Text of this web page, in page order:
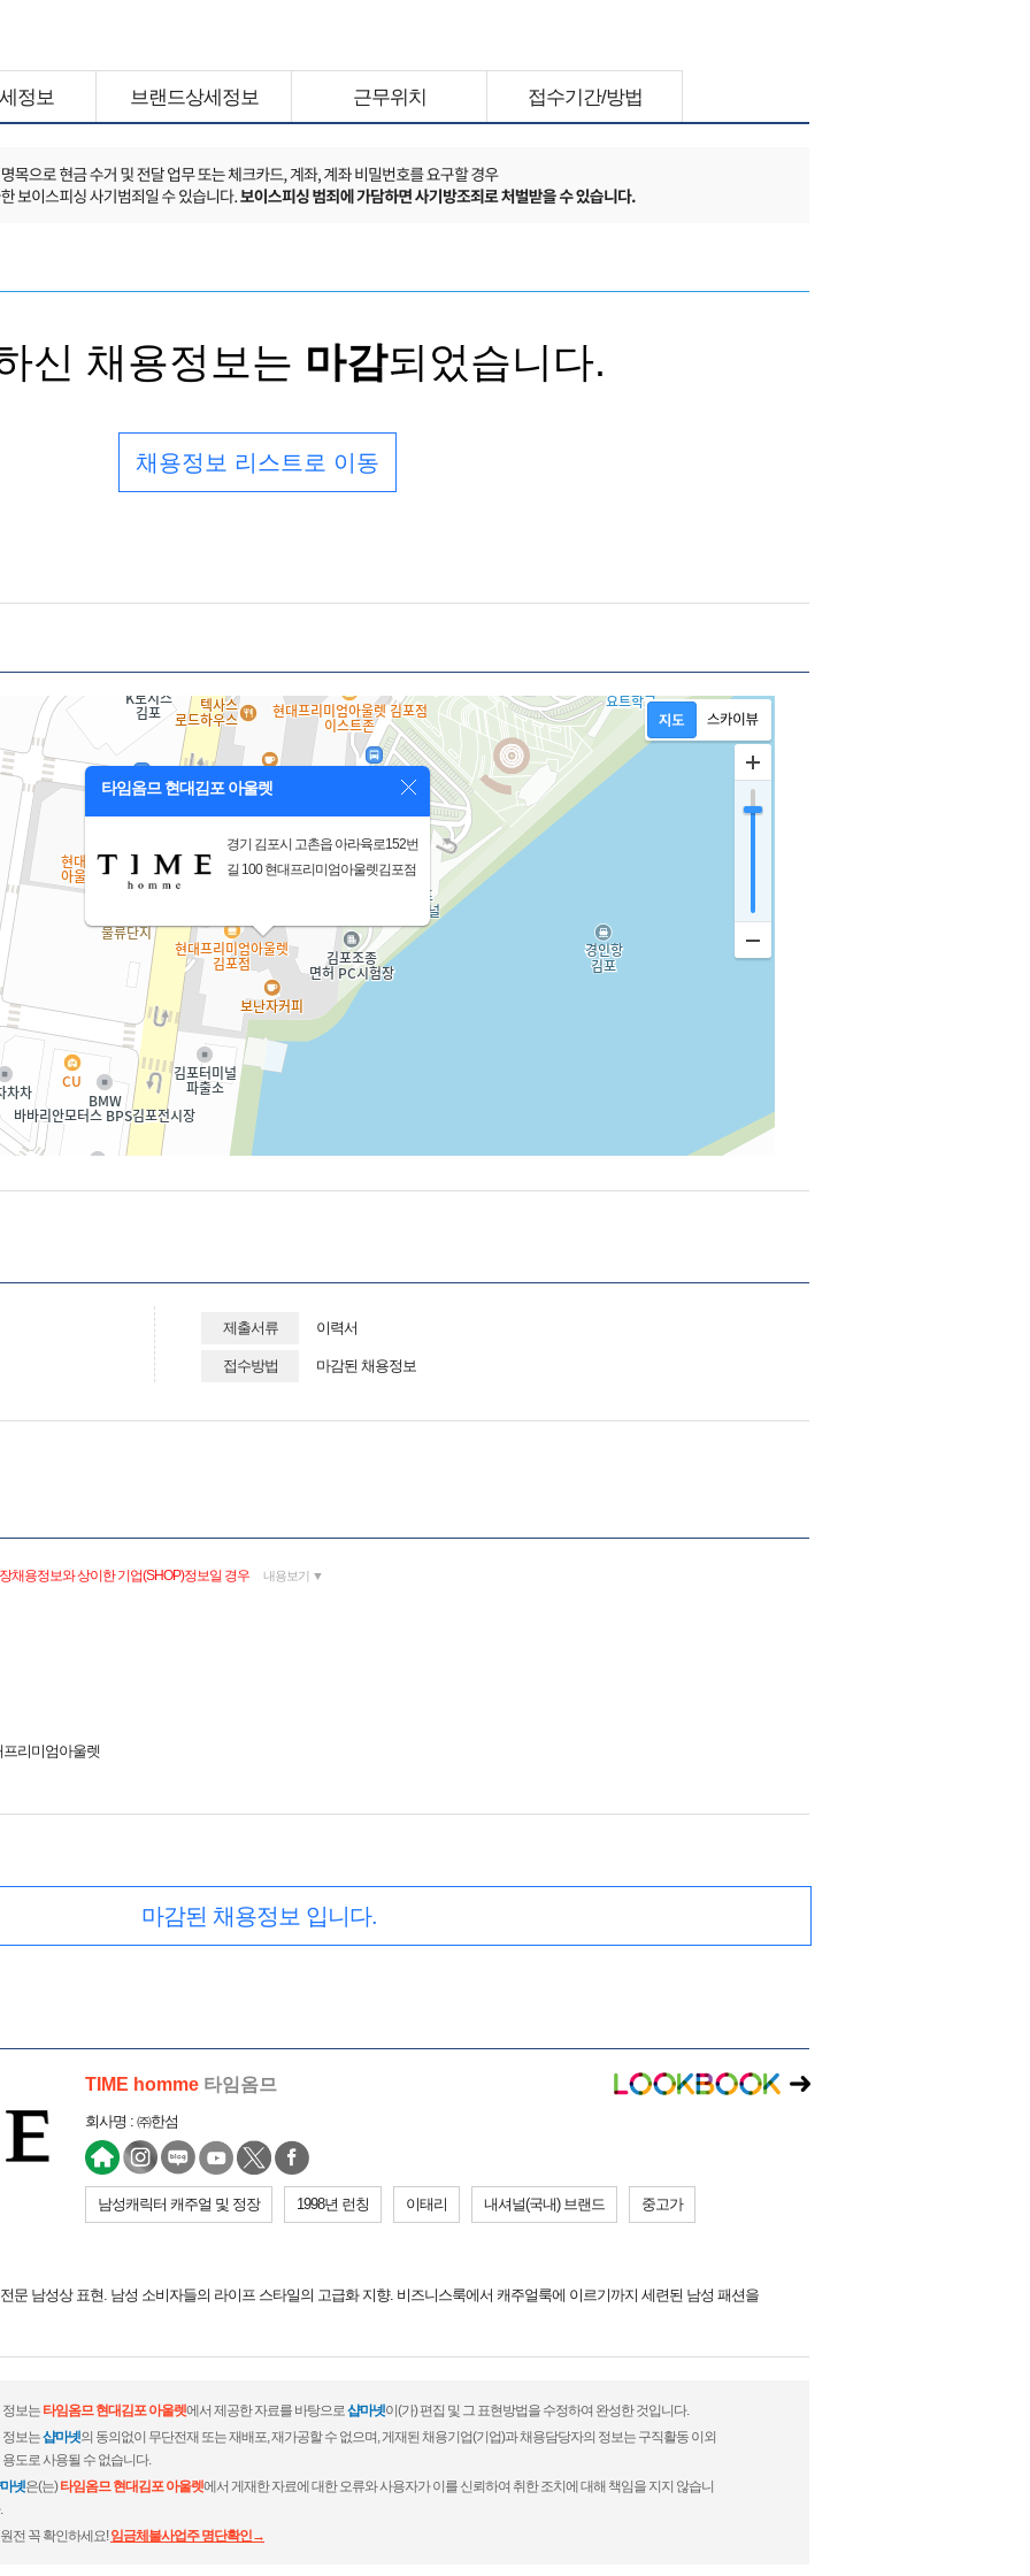
정보 브랜드상세정보 근무위치 접수기간/방법
신 채용정보는 마감되었습니다.
채용정보 리스트로 이동
타임옴므 현대김포 아울렛
경기 김포시 고촌읍 아라육로152번
길 100 현대프리미엄아울렛김포점
제출서류 이력서
접수방법 마감된 채용정보
채용정보와 상이한 기업(SHOP)정보일 경우 내용보기 ▼
리미엄아울렛
마감된 채용정보 입니다.
TIME homme 타임옴므
회사명 : ㈜한섬
남성캐릭터 캐주얼 및 정장 1998년 런칭 이태리 내셔널(국내) 브랜드 중고가
문 남성상 표현. 남성 소비자들의 라이프 스타일의 고급화 지향. 비즈니스룩에서 캐주얼룩에 이르기까지 세련된 남성 패션을
정보는 타임옴므 현대김포 아울렛에서 제공한 자료를 바탕으로샵마넷이(가) 편집 및 그 표현방법을 수정하여 완성한 것입니다.
정보는샵마넷의 동의없이 무단전재 또는 재배포, 재가공할 수 없으며, 게재된 채용기업(기업)과 채용담당자의 정보는 구직활동 이외
용도로 사용될 수 없습니다.
넷은(는)타임옴므 현대김포 아울렛에서 게재한 자료에 대한 오류와 사용자가 이를 신뢰하여 취한 조치에 대해 책임을 지지 않습니
전 꼭 확인하세요!임금체불사업주 명단확인→